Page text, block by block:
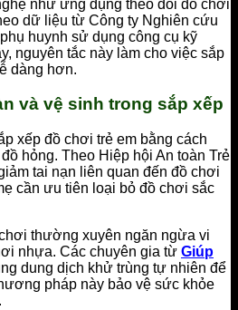
như ứng dụng theo dõi đồ chơi
dữ liệu từ Công ty Nghiên cứu
huynh sử dụng công cụ kỹ
nguyên tắc này làm cho việc sắp
dàng hơn.
và vệ sinh trong sắp xếp
xếp đồ chơi trẻ em bằng cách
hỏng. Theo Hiệp hội An toàn Trẻ
tai nạn liên quan đến đồ chơi
cần ưu tiên loại bỏ đồ chơi sắc
thường xuyên ngăn ngừa vi
nhựa. Các chuyên gia từ Giúp
dung dịch khử trùng tự nhiên để
pháp này bảo vệ sức khỏe